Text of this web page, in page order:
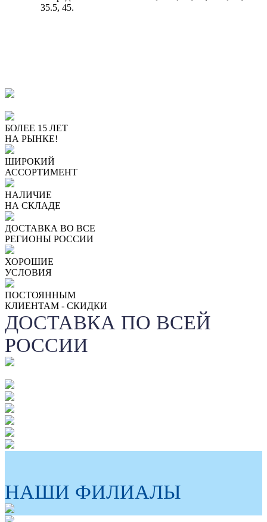
35.5, 45.
БОЛЕЕ 15 ЛЕТ
НА РЫНКЕ!
ШИРОКИЙ
АССОРТИМЕНТ
НАЛИЧИЕ
НА СКЛАДЕ
ДОСТАВКА ВО ВСЕ
РЕГИОНЫ РОССИИ
ХОРОШИЕ
УСЛОВИЯ
ПОСТОЯННЫМ
КЛИЕНТАМ - СКИДКИ
ДОСТАВКА ПО ВСЕЙ
РОССИИ
НАШИ ФИЛИАЛЫ